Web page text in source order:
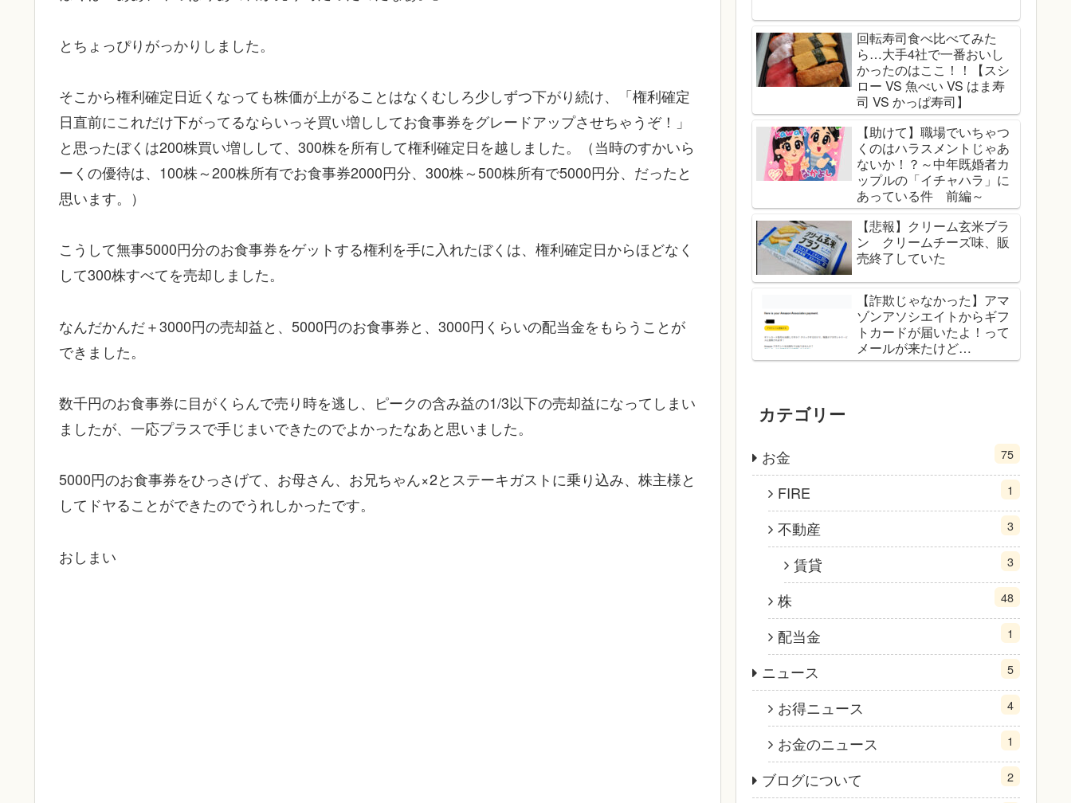
とちょっぴりがっかりしました。
そこから権利確定日近くなっても株価が上がることはなくむしろ少しずつ下がり続け、「権利確定
日直前にこれだけ下がってるならいっそ買い増ししてお食事券をグレードアップさせちゃうぞ！」
と思ったぼくは200株買い増しして、300株を所有して権利確定日を越しました。（当時のすかいら
ーくの優待は、100株～200株所有でお食事券2000円分、300株～500株所有で5000円分、だったと
思います。）
こうして無事5000円分のお食事券をゲットする権利を手に入れたぼくは、権利確定日からほどなく
して300株すべてを売却しました。
なんだかんだ＋3000円の売却益と、5000円のお食事券と、3000円くらいの配当金をもらうことが
できました。
数千円のお食事券に目がくらんで売り時を逃し、ピークの含み益の1/3以下の売却益になってしまい
ましたが、一応プラスで手じまいできたのでよかったなあと思いました。
5000円のお食事券をひっさげて、お母さん、お兄ちゃん×2とステーキガストに乗り込み、株主様と
してドヤることができたのでうれしかったです。
おしまい
回転寿司食べ比べてみた
ら…大手4社で一番おいし
かったのはここ！！【スシ
ロー VS 魚べい VS はま寿
司 VS かっぱ寿司】
【助けて】職場でいちゃつ
くのはハラスメントじゃあ
ないか！？～中年既婚者カ
ップルの「イチャハラ」に
あっている件 前編～
【悲報】クリーム玄米ブラ
ン クリームチーズ味、販
売終了していた
【詐欺じゃなかった】アマ
ゾンアソシエイトからギフ
トカードが届いたよ！って
メールが来たけど…
カテゴリー
お金 75
FIRE 1
不動産 3
賃貸 3
株 48
配当金 1
ニュース 5
お得ニュース 4
お金のニュース 1
ブログについて 2